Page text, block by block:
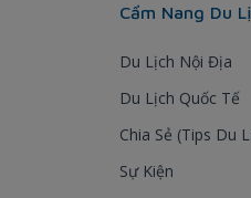
Cẩm Nang Du
Du Lịch Nội Địa
Du Lịch Quốc Tế
Chia Sẻ (Tips Du
Sự Kiện